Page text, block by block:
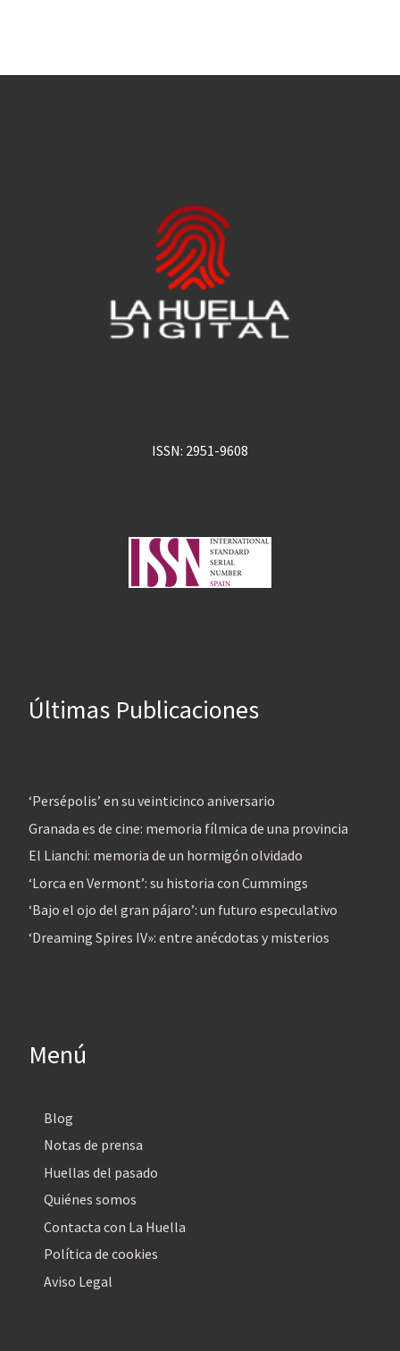
ISSN: 2951-9608
Últimas Publicaciones
‘Persépolis’ en su veinticinco aniversario
Granada es de cine: memoria fílmica de una provincia
El Lianchi: memoria de un hormigón olvidado
‘Lorca en Vermont’: su historia con Cummings
‘Bajo el ojo del gran pájaro’: un futuro especulativo
‘Dreaming Spires IV»: entre anécdotas y misterios
Menú
Blog
Notas de prensa
Huellas del pasado
Quiénes somos
Contacta con La Huella
Política de cookies
Aviso Legal